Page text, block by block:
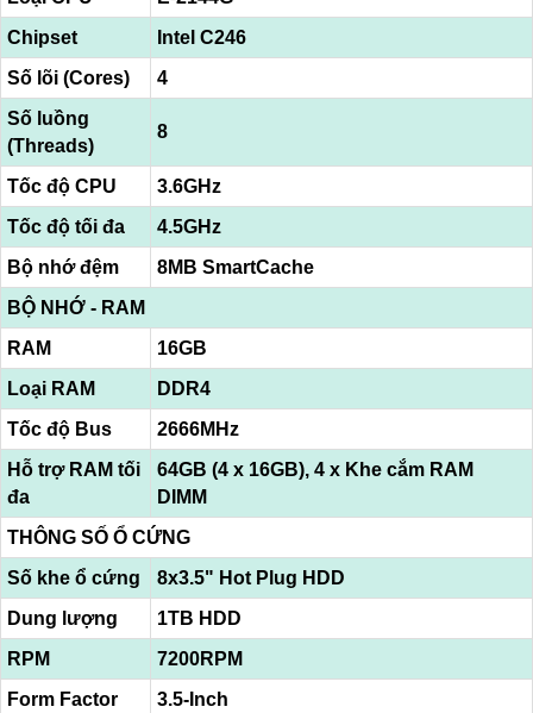
Chipset
Intel C246
Số lõi (Cores)
4
Số luồng
(Threads)
8
Tốc độ CPU
3.6GHz
Tốc độ tối đa
4.5GHz
Bộ nhớ đệm
8MB SmartCache
BỘ NHỚ - RAM
RAM
16GB
Loại RAM
DDR4
Tốc độ Bus
2666MHz
Hỗ trợ RAM tối
đa
64GB (4 x 16GB), 4 x Khe cắm RAM
DIMM
THÔNG SỐ Ổ CỨNG
Số khe ổ cứng
8x3.5" Hot Plug HDD
Dung lượng
1TB HDD
RPM
7200RPM
Form Factor
3.5-Inch